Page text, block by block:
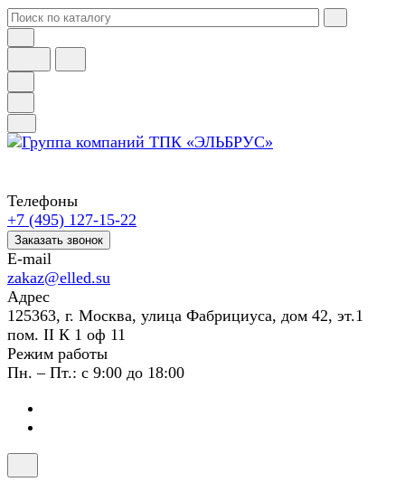
Телефоны
+7 (495) 127-15-22
Заказать звонок
E-mail
zakaz@elled.su
Адрес
125363, г. Москва, улица Фабрициуса, дом 42, эт.1
пом. II К 1 оф 11
Режим работы
Пн. – Пт.: с 9:00 до 18:00